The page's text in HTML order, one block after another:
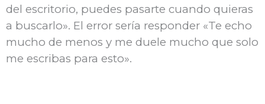
del escritorio, puedes pasarte cuando quieras
a buscarlo». El error sería responder «Te echo
mucho de menos y me duele mucho que solo
me escribas para esto».